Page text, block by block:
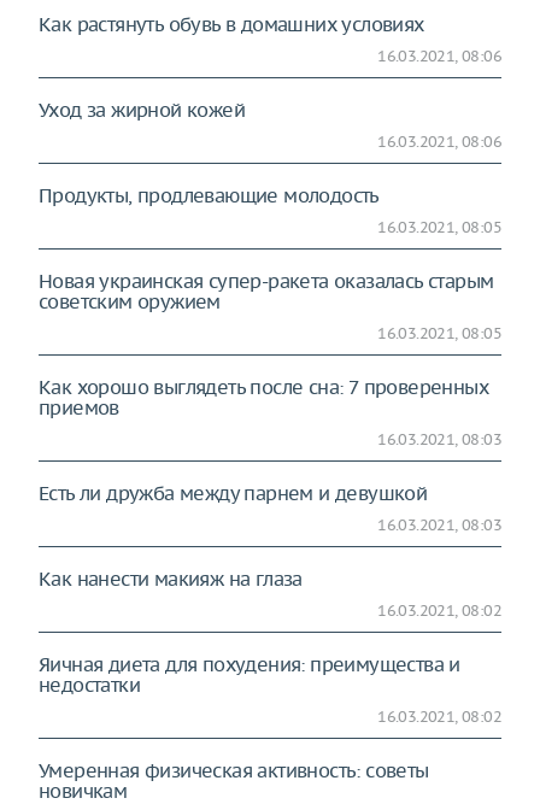
Как растянуть обувь в домашних условиях
16.03.2021, 08:06
Уход за жирной кожей
16.03.2021, 08:06
Продукты, продлевающие молодость
16.03.2021, 08:05
Новая украинская супер-ракета оказалась старым
советским оружием
16.03.2021, 08:05
Как хорошо выглядеть после сна: 7 проверенных
приемов
16.03.2021, 08:03
Есть ли дружба между парнем и девушкой
16.03.2021, 08:03
Как нанести макияж на глаза
16.03.2021, 08:02
Яичная диета для похудения: преимущества и
недостатки
16.03.2021, 08:02
Умеренная физическая активность: советы
новичкам